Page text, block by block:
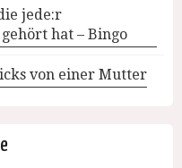
jede:r
hat – Bingo
von einer Mutter